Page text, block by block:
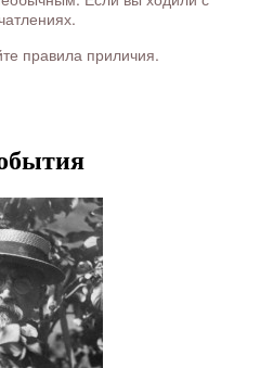
правила приличия.